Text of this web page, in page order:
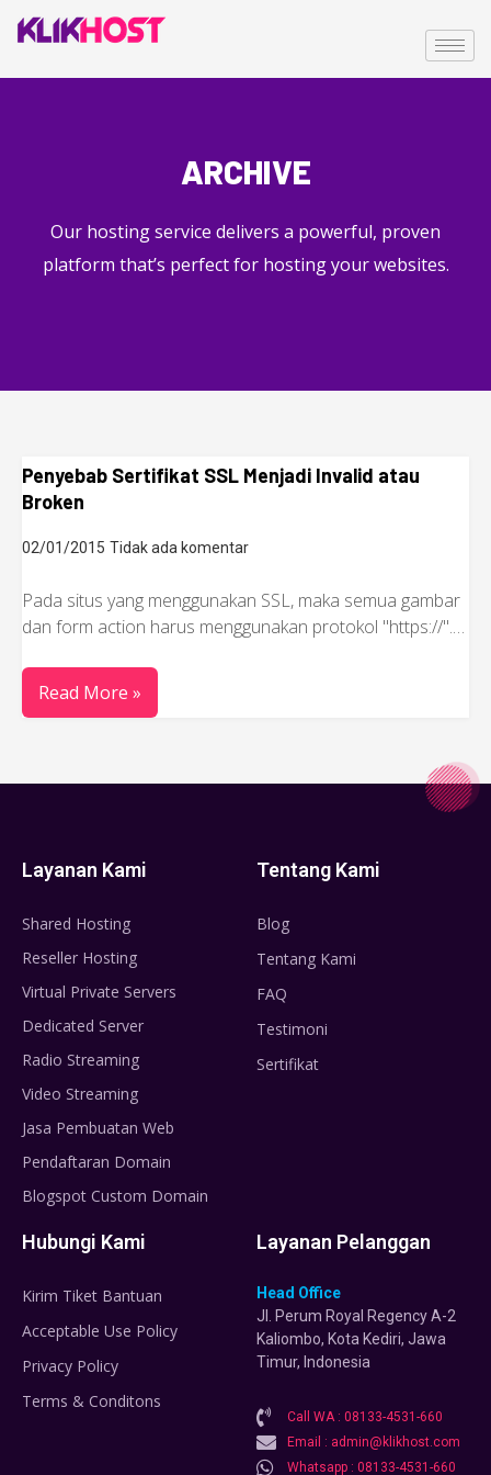
ARCHIVE
Our hosting service delivers a powerful, proven
platform that’s perfect for hosting your websites.
Penyebab Sertifikat SSL Menjadi Invalid atau
Broken
02/01/2015 Tidak ada komentar
Pada situs yang menggunakan SSL, maka semua gambar
dan form action harus menggunakan protokol "https://".…
Read More »
Layanan Kami
Shared Hosting
Reseller Hosting
Virtual Private Servers
Dedicated Server
Radio Streaming
Video Streaming
Jasa Pembuatan Web
Pendaftaran Domain
Blogspot Custom Domain
Tentang Kami
Blog
Tentang Kami
FAQ
Testimoni
Sertifikat
Hubungi Kami
Kirim Tiket Bantuan
Acceptable Use Policy
Privacy Policy
Terms & Conditons
Layanan Pelanggan
Head Office
Jl. Perum Royal Regency A-2
Kaliombo, Kota Kediri, Jawa
Timur, Indonesia
Call WA : 08133-4531-660
Email : admin@klikhost.com
Whatsapp : 08133-4531-660